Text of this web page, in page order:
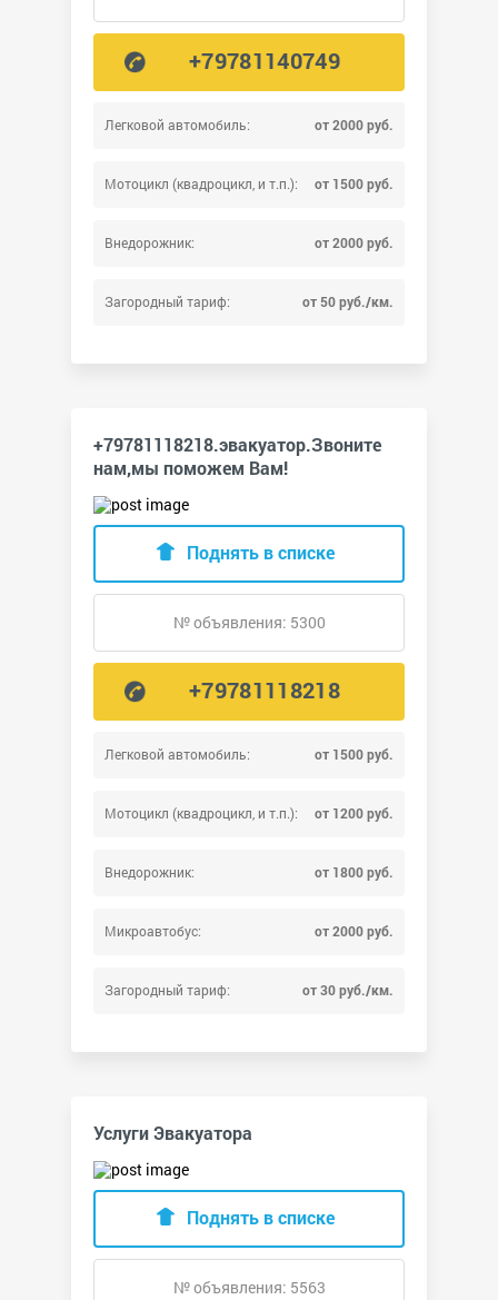
Легковой автомобиль: от 2000 руб.
Мотоцикл (квадроцикл, и т.п.): от 1500 руб.
Внедорожник: от 2000 руб.
Загородный тариф: от 50 руб./км.
+79781140749
+79781118218.эвакуатор.Звоните
нам,мы поможем Вам!
Легковой автомобиль: от 1500 руб.
Мотоцикл (квадроцикл, и т.п.): от 1200 руб.
Внедорожник: от 1800 руб.
Микроавтобус: от 2000 руб.
Загородный тариф: от 30 руб./км.
Поднять в списке
№ объявления: 5300
+79781118218
Услуги Эвакуатора
Поднять в списке
№ объявления: 5563